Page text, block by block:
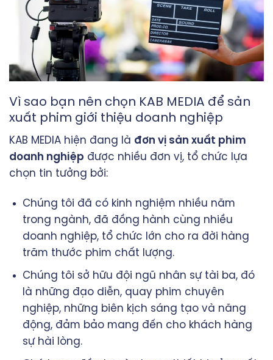
Vì sao bạn nên chọn KAB MEDIA để sản
xuất phim giới thiệu doanh nghiệp
KAB MEDIA hiện đang là đơn vị sản xuất phim
doanh nghiệp được nhiều đơn vị, tổ chức lựa
chọn tin tưởng bởi:
Chúng tôi đã có kinh nghiệm nhiều năm
trong ngành, đã đồng hành cùng nhiều
doanh nghiệp, tổ chức lớn cho ra đời hàng
trăm thước phim chất lượng.
Chúng tôi sở hữu đội ngũ nhân sự tài ba, đó
là những đạo diễn, quay phim chuyên
nghiệp, những biên kịch sáng tạo và năng
động, đảm bảo mang đến cho khách hàng
sự hài lòng.